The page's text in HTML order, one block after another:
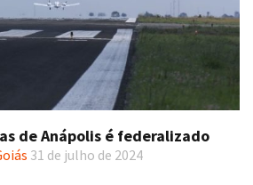
de Anápolis é federalizado
31 de julho de 2024